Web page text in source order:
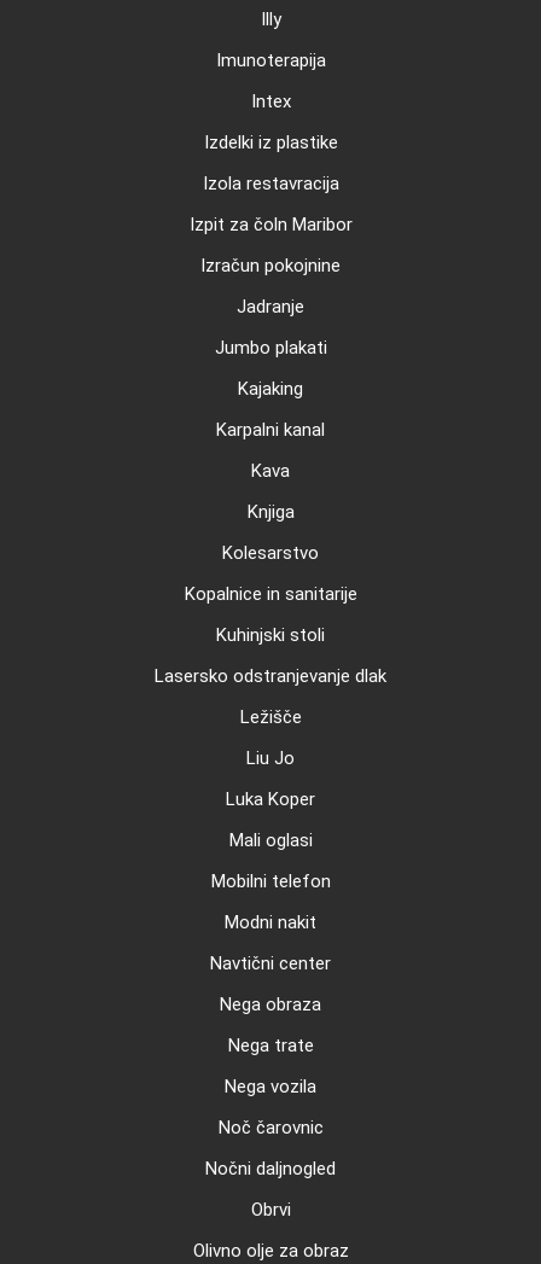
Illy
Imunoterapija
Intex
Izdelki iz plastike
Izola restavracija
Izpit za čoln Maribor
Izračun pokojnine
Jadranje
Jumbo plakati
Kajaking
Karpalni kanal
Kava
Knjiga
Kolesarstvo
Kopalnice in sanitarije
Kuhinjski stoli
Lasersko odstranjevanje dlak
Ležišče
Liu Jo
Luka Koper
Mali oglasi
Mobilni telefon
Modni nakit
Navtični center
Nega obraza
Nega trate
Nega vozila
Noč čarovnic
Nočni daljnogled
Obrvi
Olivno olje za obraz